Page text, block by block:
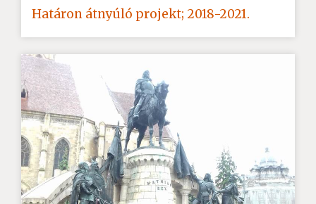
Határon átnyúló projekt; 2018-2021.